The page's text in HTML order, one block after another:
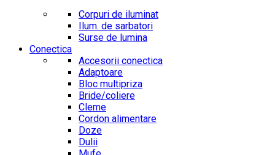
Corpuri de iluminat
Ilum. de sarbatori
Surse de lumina
Conectica
Accesorii conectica
Adaptoare
Bloc multipriza
Bride/coliere
Cleme
Cordon alimentare
Doze
Dulii